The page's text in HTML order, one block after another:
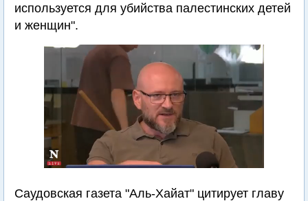
используется для убийства палестинских детей
и женщин".
Саудовская газета "Аль-Хайат" цитирует главу